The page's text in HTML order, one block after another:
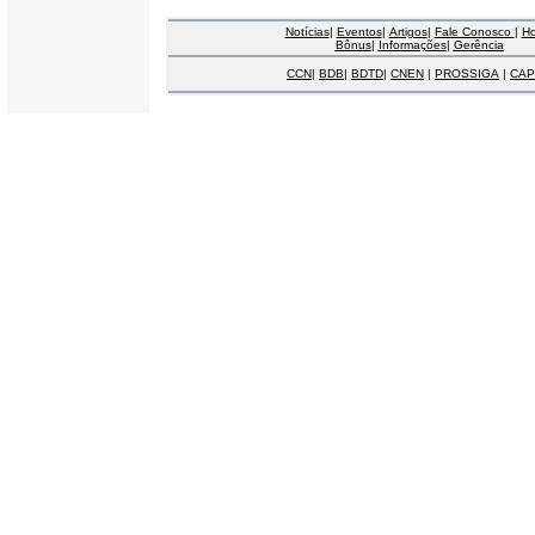
Notícias| Eventos| Artigos| Fale Conosco |
Bônus| Informações| Gerência
CCN| BDB| BDTD| CNEN | PROSSIGA |